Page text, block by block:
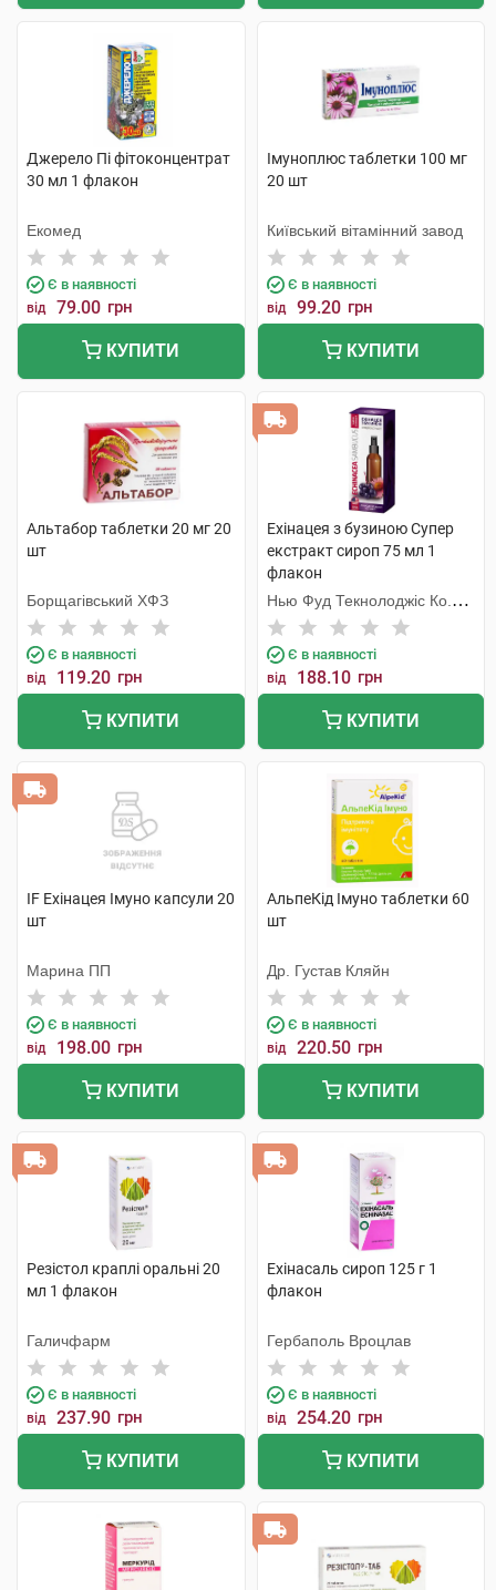
Джерело Пі фітоконцентрат
30 мл 1 флакон
Екомед
Є в наявності
від 79.00 грн
КУПИТИ
Імуноплюс таблетки 100 мг
20 шт
Київський вітамінний завод
Є в наявності
від 99.20 грн
КУПИТИ
Альтабор таблетки 20 мг 20
шт
Борщагівський ХФЗ
Є в наявності
від 119.20 грн
КУПИТИ
Ехінацея з бузиною Супер
екстракт сироп 75 мл 1
флакон
Нью Фуд Текнолоджіс Ко.
Лтд
Є в наявності
від 188.10 грн
КУПИТИ
IF Ехінацея Імуно капсули 20
шт
Марина ПП
Є в наявності
від 198.00 грн
КУПИТИ
АльпеКід Імуно таблетки 60
шт
Др. Густав Кляйн
Є в наявності
від 220.50 грн
КУПИТИ
Резістол краплі оральні 20
мл 1 флакон
Галичфарм
Є в наявності
від 237.90 грн
КУПИТИ
Ехінасаль сироп 125 г 1
флакон
Гербаполь Вроцлав
Є в наявності
від 254.20 грн
КУПИТИ